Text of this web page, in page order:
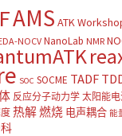
AMS ATK
NOCV NanoLab NMR
SOC SOCME TADF
反应分子动力学 太阳能
热解燃烧 电声耦合 能